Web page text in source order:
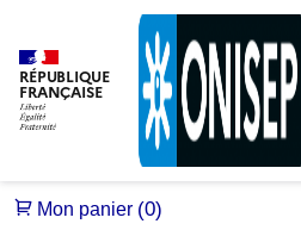
RÉPUBLIQUE
FRANÇAISE